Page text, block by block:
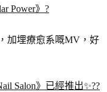
Power》?
加埋療愈系嘅MV，好
Salon》已經推出✨??